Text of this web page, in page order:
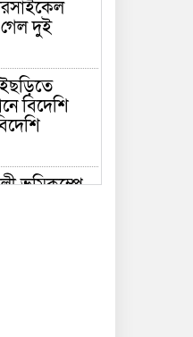
গেল দুই
বিদেশি
ভূমিকম্পে